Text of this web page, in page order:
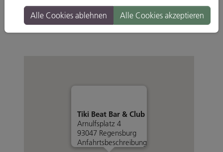
Arnulfsplatz 4, 93047 Regensburg
Branche: Bars
Standort: Altstadt
Tiki Beat Bar & Club
Arnulfsplatz 4
93047 Regensburg
Anfahrtsbeschreibung
Alle Cookies ablehnen Alle Cookies akzeptieren